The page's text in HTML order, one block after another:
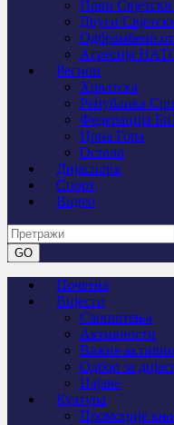
Први
Други
Одбрамбено
Агресија
Регион
Хрватска
Република
Федерација
Црна Гора
Остало
Дијаспора
Спорт
Видео
Почетна
Вијести
Саопштења
Активности
Важне
Одбор за
Најаве
Култура
Промоције